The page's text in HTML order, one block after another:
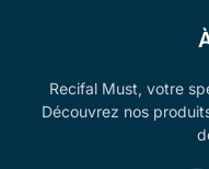
Recifal Must, votre
Découvrez nos